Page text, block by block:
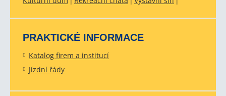
PRAKTICKÉ INFORMACE
Katalog firem a institucí
Jízdní řády